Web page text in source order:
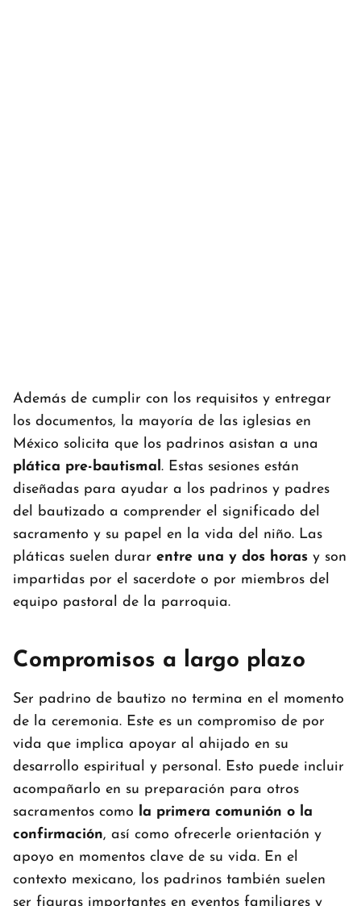
Además de cumplir con los requisitos y entregar
los documentos, la mayoría de las iglesias en
México solicita que los padrinos asistan a una
plática pre-bautismal. Estas sesiones están
diseñadas para ayudar a los padrinos y padres
del bautizado a comprender el significado del
sacramento y su papel en la vida del niño. Las
pláticas suelen durar entre una y dos horas y son
impartidas por el sacerdote o por miembros del
equipo pastoral de la parroquia.
Compromisos a largo plazo
Ser padrino de bautizo no termina en el momento
de la ceremonia. Este es un compromiso de por
vida que implica apoyar al ahijado en su
desarrollo espiritual y personal. Esto puede incluir
acompañarlo en su preparación para otros
sacramentos como la primera comunión o la
confirmación, así como ofrecerle orientación y
apoyo en momentos clave de su vida. En el
contexto mexicano, los padrinos también suelen
ser figuras importantes en eventos familiares y